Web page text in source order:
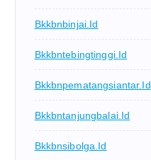
Bkkbnbinjai.id
Bkkbntebingtinggi.id
Bkkbnpematangsiantar.id
Bkkbntanjungbalai.id
Bkkbnsibolga.id